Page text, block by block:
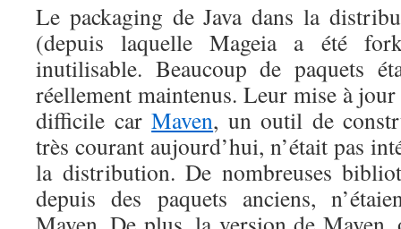
Le packaging de Java dans la
(depuis laquelle Mageia a été
inutilisable. Beaucoup de paquets
réellement maintenus. Leur mise à
difficile carMaven, un outil de
très courant aujourd’hui, n’était pas
la distribution. De nombreuses
depuis des paquets anciens,